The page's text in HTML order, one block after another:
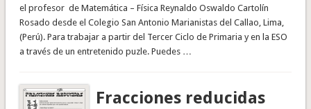
el profesor de Matemática – Física Reynaldo Oswaldo Cartolín
Rosado desde el Colegio San Antonio Marianistas del Callao, Lima,
(Perú). Para trabajar a partir del Tercer Ciclo de Primaria y en la ESO
a través de un entretenido puzle. Puedes …
Fracciones reducidas